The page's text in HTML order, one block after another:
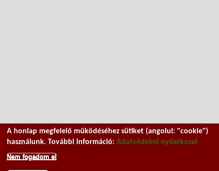
A honlap megfelelő működéséhez sütiket (angolul: "cookie")
használunk. További információ: Adatvédelmi nyilatkozat
Nem fogadom el